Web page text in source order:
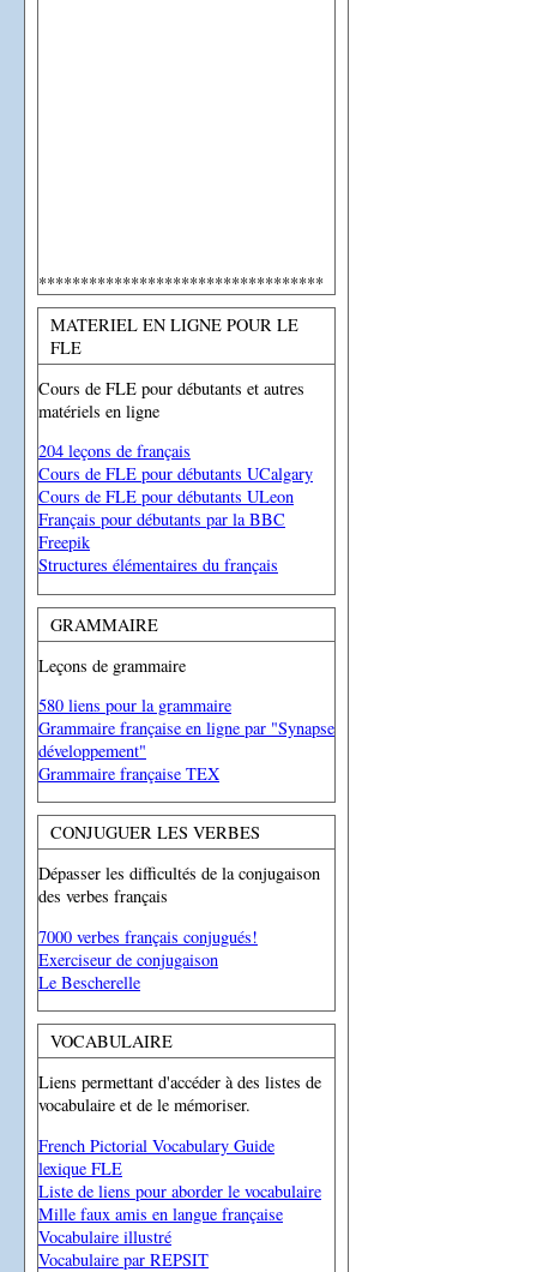
**********************************
MATERIEL EN LIGNE POUR LE
FLE
Cours de FLE pour débutants et autres
matériels en ligne
204 leçons de français
Cours de FLE pour débutants UCalgary
Cours de FLE pour débutants ULeon
Français pour débutants par la BBC
Freepik
Structures élémentaires du français
GRAMMAIRE
Leçons de grammaire
580 liens pour la grammaire
Grammaire française en ligne par "Synapse
développement"
Grammaire française TEX
CONJUGUER LES VERBES
Dépasser les difficultés de la conjugaison
des verbes français
7000 verbes français conjugués!
Exerciseur de conjugaison
Le Bescherelle
VOCABULAIRE
Liens permettant d'accéder à des listes de
vocabulaire et de le mémoriser.
French Pictorial Vocabulary Guide
lexique FLE
Liste de liens pour aborder le vocabulaire
Mille faux amis en langue française
Vocabulaire illustré
Vocabulaire par REPSIT